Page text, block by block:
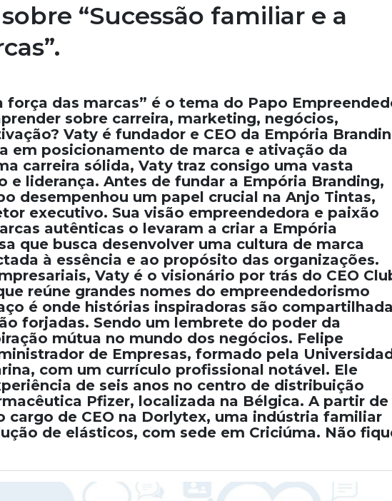
“Sucessão familiar e a
força das marcas” é o tema do Papo
sobre carreira, marketing, negócios,
Vaty é fundador e CEO da Empória
em posicionamento de marca e ativação da
carreira sólida, Vaty traz consigo uma vasta
e liderança. Antes de fundar a Empória Branding,
desempenhou um papel crucial na Anjo Tintas,
executivo. Sua visão empreendedora e paixão
autênticas o levaram a criar a Empória
que busca desenvolver uma cultura de marca
à essência e ao propósito das organizações.
Vaty é o visionário por trás do CEO
reúne grandes nomes do empreendedorismo
é onde histórias inspiradoras são
forjadas. Sendo um lembrete do poder da
mútua no mundo dos negócios. Felipe
de Empresas, formado pela
com um currículo profissional notável. Ele
de seis anos no centro de distribuição
Pfizer, localizada na Bélgica. A partir de
cargo de CEO na Dorlytex, uma indústria familiar
de elásticos, com sede em Criciúma. Não